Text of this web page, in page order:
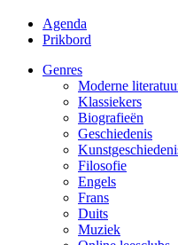
Agenda
Prikbord
Genres
Moderne
Klassiekers
Biografieën
Geschiedenis
Filosofie
Engels
Frans
Duits
Muziek